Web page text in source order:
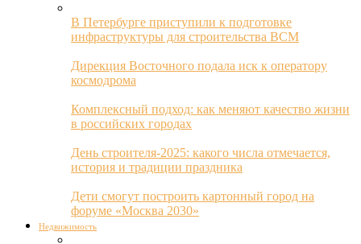
В Петербурге приступили к подготовке
инфраструктуры для строительства ВСМ
Дирекция Восточного подала иск к оператору
космодрома
Комплексный подход: как меняют качество жизни
в российских городах
День строителя-2025: какого числа отмечается,
история и традиции праздника
Дети смогут построить картонный город на
форуме «Москва 2030»
Недвижимость